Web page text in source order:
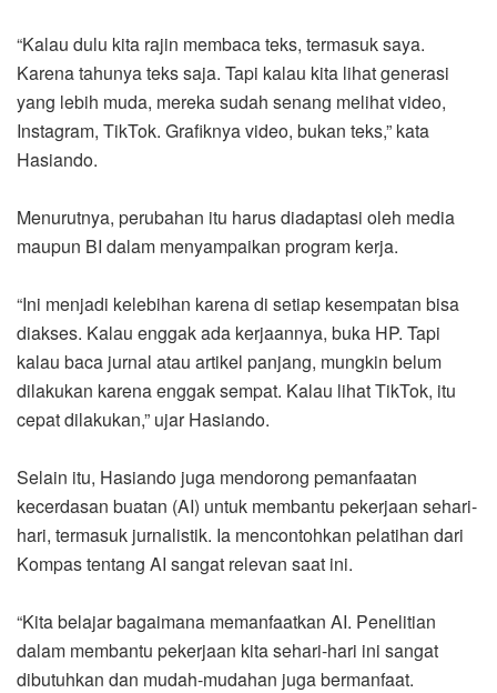
“Kalau dulu kita rajin membaca teks, termasuk saya.
Karena tahunya teks saja. Tapi kalau kita lihat generasi
yang lebih muda, mereka sudah senang melihat video,
Instagram, TikTok. Grafiknya video, bukan teks,” kata
Hasiando.
Menurutnya, perubahan itu harus diadaptasi oleh media
maupun BI dalam menyampaikan program kerja.
“Ini menjadi kelebihan karena di setiap kesempatan bisa
diakses. Kalau enggak ada kerjaannya, buka HP. Tapi
kalau baca jurnal atau artikel panjang, mungkin belum
dilakukan karena enggak sempat. Kalau lihat TikTok, itu
cepat dilakukan,” ujar Hasiando.
Selain itu, Hasiando juga mendorong pemanfaatan
kecerdasan buatan (AI) untuk membantu pekerjaan sehari-
hari, termasuk jurnalistik. Ia mencontohkan pelatihan dari
Kompas tentang AI sangat relevan saat ini.
“Kita belajar bagaimana memanfaatkan AI. Penelitian
dalam membantu pekerjaan kita sehari-hari ini sangat
dibutuhkan dan mudah-mudahan juga bermanfaat.